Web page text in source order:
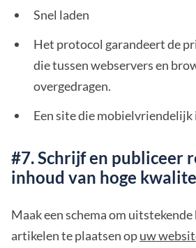
Snel laden
Het protocol garandeert de
die tussen webservers en
overgedragen.
Een site die mobielvriendelijk
#7. Schrijf en publiceer
inhoud van hoge
Maak een schema om
artikelen te plaatsen opuw